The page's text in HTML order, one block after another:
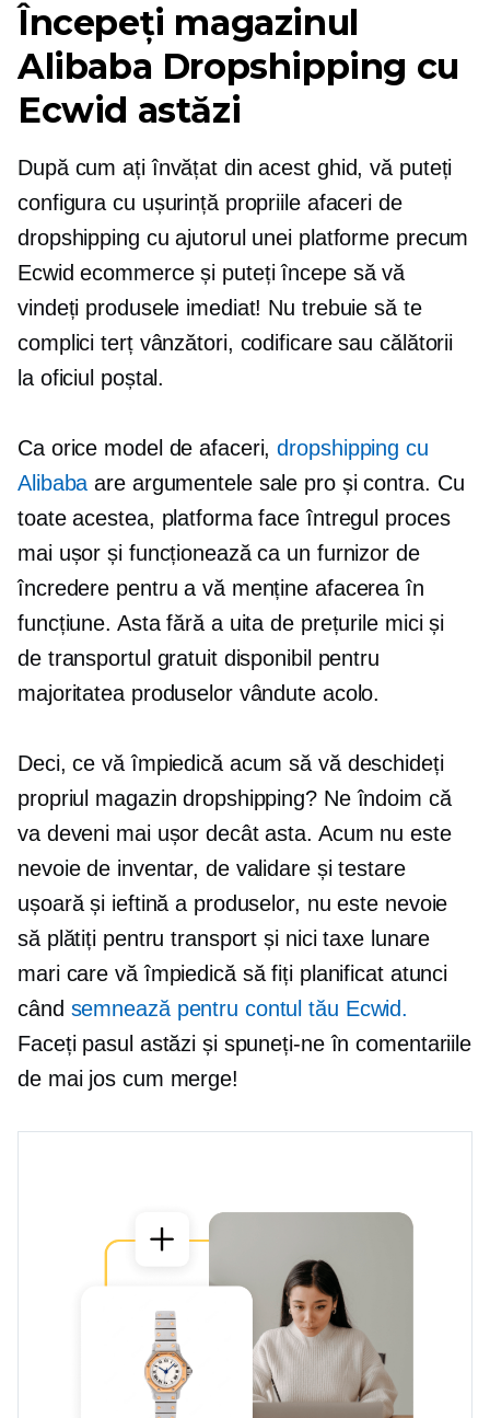
Începeți magazinul
Alibaba Dropshipping cu
Ecwid astăzi
După cum ați învățat din acest ghid, vă puteți
configura cu ușurință propriile afaceri de
dropshipping cu ajutorul unei platforme precum
Ecwid ecommerce și puteți începe să vă
vindeți produsele imediat! Nu trebuie să te
compliciterțvânzători, codificare sau călătorii
la oficiul poștal.
Ca orice model de afaceri,dropshipping cu
Alibaba are argumentele sale pro și contra. Cu
toate acestea, platforma face întregul proces
mai ușor și funcționează ca un furnizor de
încredere pentru a vă menține afacerea în
funcțiune. Asta fără a uita de prețurile mici și
de transportul gratuit disponibil pentru
majoritatea produselor vândute acolo.
Deci, ce vă împiedică acum să vă deschideți
propriul magazin dropshipping? Ne îndoim că
va deveni mai ușor decât asta. Acum nu este
nevoie de inventar, de validare și testare
ușoară și ieftină a produselor, nu este nevoie
să plătiți pentru transport și nici taxe lunare
mari care vă împiedică să fiți planificat atunci
când semnează pentru contul tău Ecwid.
Faceți pasul astăzi și spuneți-ne în comentariile
de mai jos cum merge!